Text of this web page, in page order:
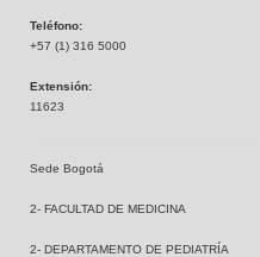
Teléfono:
+57 (1) 316 5000
Extensión:
11623
Sede Bogotá
2- FACULTAD DE MEDICINA
2- DEPARTAMENTO DE PEDIATRÍA